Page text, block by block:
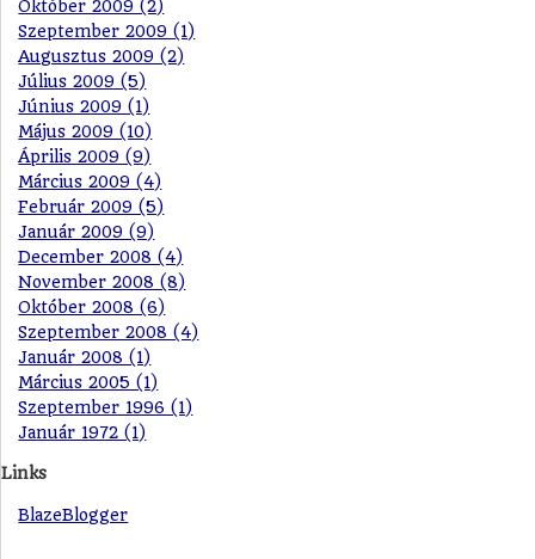
Október 2009 (2)
Szeptember 2009 (1)
Augusztus 2009 (2)
Július 2009 (5)
Június 2009 (1)
Május 2009 (10)
Április 2009 (9)
Március 2009 (4)
Február 2009 (5)
Január 2009 (9)
December 2008 (4)
November 2008 (8)
Október 2008 (6)
Szeptember 2008 (4)
Január 2008 (1)
Március 2005 (1)
Szeptember 1996 (1)
Január 1972 (1)
Links
BlazeBlogger